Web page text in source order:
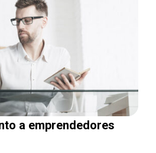
a emprendedores